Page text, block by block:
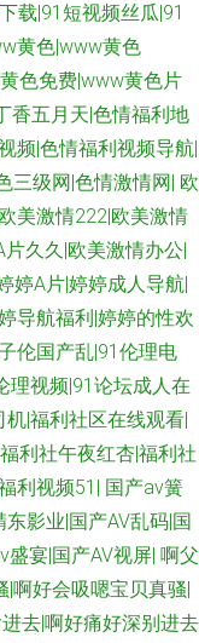
久精品在这里 黄色仓库
洲老司机www 91视频永
产专区 熟女精品一区二区
美女自蔚图 国语精品在
涩导航 国产HD天美传媒
午夜 久久视5 免费在线
在线视频 A片播放 www欧
欧美丝袜性爱 国产黄色
香蕉 97成人资源总站 久
草草草 91丝腿 久草黄色
载|91短视频丝瓜|91
黄色|www黄色
色免费|www黄色片
香五月天|色情福利地
频|色情福利视频导航|
三级网|色情激情网| 欧
美激情222|欧美激情
久久|欧美激情办公|
婷A片|婷婷成人导航|
导航福利|婷婷的性欢
伦国产乱|91伦理电
理视频|91论坛成人在
|福利社区在线观看|
利社午夜红杏|福利社
利视频51| 国产av簧
影业|国产AV乱码|国
盛宴|国产AV视屏| 啊父
啊好会吸嗯宝贝真骚|
去|啊好痛好深别进去